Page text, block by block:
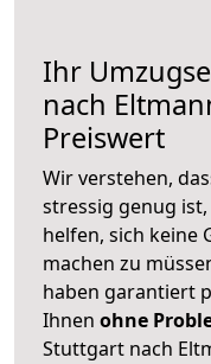
Ihr
nach
Preiswert
Wir verstehen,
stressig genug
helfen, sich keine
machen zu
haben garantiert
Ihnen ohne
Stuttgart nach